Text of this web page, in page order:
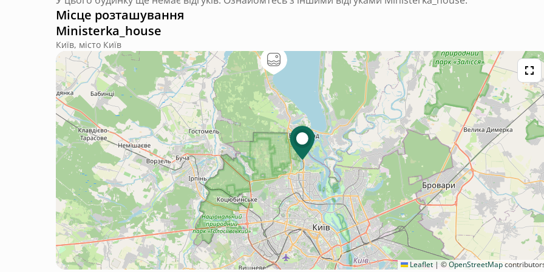
Місце розташування
Ministerka_house
Київ, місто Київ
Leaflet | ©OpenStreetMap